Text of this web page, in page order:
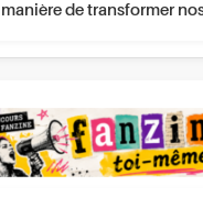
manière de transformer